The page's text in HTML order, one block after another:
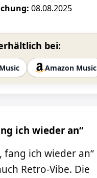
08.08.2025
bei:
Amazon Music
ich wieder an“
ich wieder an“
Retro-Vibe. Die